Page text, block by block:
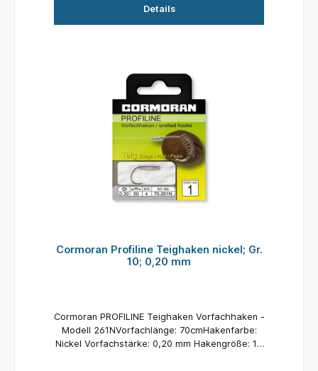
Details
Cormoran Profiline Teighaken nickel; Gr.
10; 0,20 mm
Cormoran PROFILINE Teighaken Vorfachhaken -
Modell 261NVorfachlänge: 70cmHakenfarbe:
Nickel Vorfachstärke: 0,20 mm Hakengröße: 10